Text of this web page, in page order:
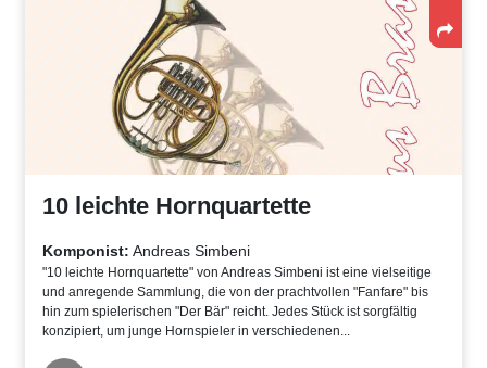
10 leichte Hornquartette
Komponist: Andreas Simbeni
"10 leichte Hornquartette" von Andreas Simbeni ist eine vielseitige
und anregende Sammlung, die von der prachtvollen "Fanfare" bis
hin zum spielerischen "Der Bär" reicht. Jedes Stück ist sorgfältig
konzipiert, um junge Hornspieler in verschiedenen...